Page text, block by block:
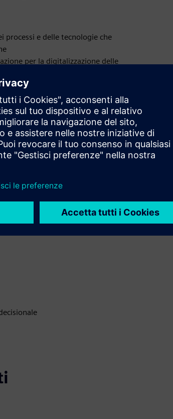
processi e delle tecnologie che
per la digitalizzazione delle
di revisione ed eliminare le